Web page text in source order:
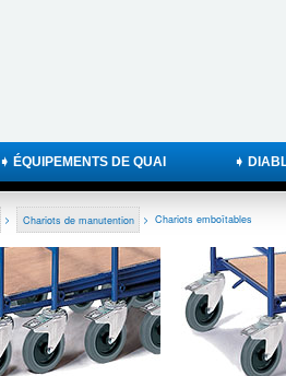
➧ ÉQUIPEMENTS DE QUAI ➧
> Chariots de manutention > Chariots emboîtables